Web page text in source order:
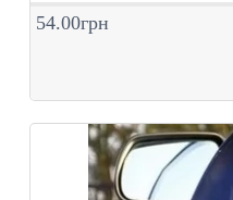
54.00грн